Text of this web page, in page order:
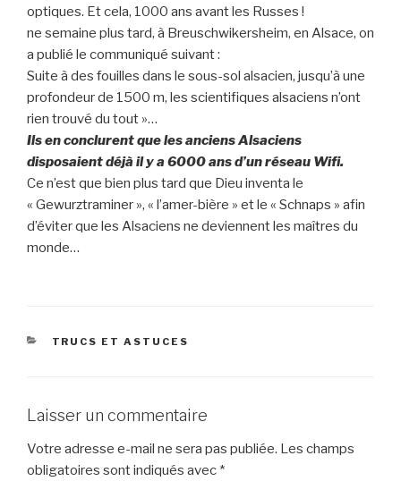
optiques. Et cela, 1000 ans avant les Russes !
ne semaine plus tard, à Breuschwikersheim, en Alsace, on
a publié le communiqué suivant :
Suite à des fouilles dans le sous-sol alsacien, jusqu’à une
profondeur de 1500 m, les scientifiques alsaciens n’ont
rien trouvé du tout »…
Ils en conclurent que les anciens Alsaciens
disposaient déjà il y a 6000 ans d’un réseau Wifi.
Ce n’est que bien plus tard que Dieu inventa le
« Gewurztraminer », « l’amer-bière » et le « Schnaps » afin
d’éviter que les Alsaciens ne deviennent les maîtres du
monde…
CATÉGORIES
TRUCS ET ASTUCES
Laisser un commentaire
Votre adresse e-mail ne sera pas publiée. Les champs
obligatoires sont indiqués avec *